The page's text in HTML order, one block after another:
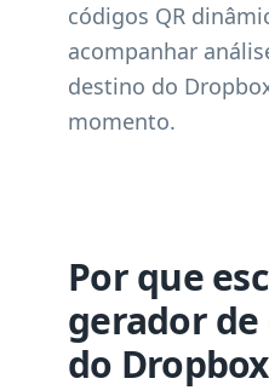
códigos QR
acompanhar
destino do
momento.
Por que
gerador de
do